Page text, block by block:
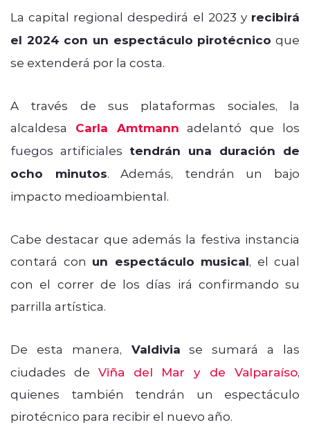
La capital regional despedirá el 2023 y recibirá
el 2024 con un espectáculo pirotécnico que
se extenderá por la costa.
A través de sus plataformas sociales, la
alcaldesa Carla Amtmann adelantó que los
fuegos artificiales tendrán una duración de
ocho minutos. Además, tendrán un bajo
impacto medioambiental.
Cabe destacar que además la festiva instancia
contará con un espectáculo musical, el cual
con el correr de los días irá confirmando su
parrilla artística.
De esta manera, Valdivia se sumará a las
ciudades de Viña del Mar y de Valparaíso,
quienes también tendrán un espectáculo
pirotécnico para recibir el nuevo año.